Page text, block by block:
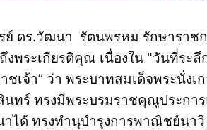
ย์ ดร.วัฒนา รัตนพรหม รักษาราช
พระเกียรติคุณ เนื่องใน "วันที่ระลึ
เจ้า” ว่า พระบาทสมเด็จพระนั่งเ
ทร์ ทรงมีพระบรมราชคุณูประกา
ได้ ทรงทำนุบำรุงการพาณิชย์นา